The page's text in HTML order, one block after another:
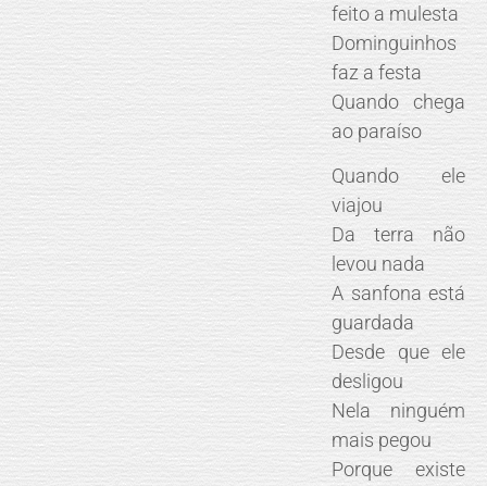
feito a mulesta
Dominguinhos
faz a festa
Quando chega
ao paraíso
Quando ele
viajou
Da terra não
levou nada
A sanfona está
guardada
Desde que ele
desligou
Nela ninguém
mais pegou
Porque existe